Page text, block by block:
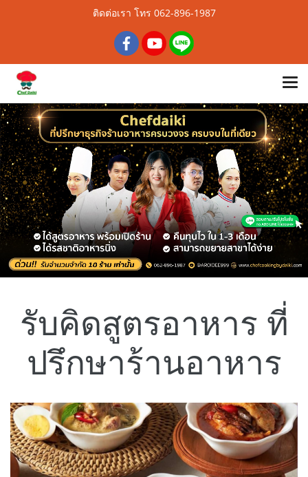
ติดต่อเรา โทร 062-896-1987
รับคิดสูตรอาหาร ที่
ปรึกษาร้านอาหาร